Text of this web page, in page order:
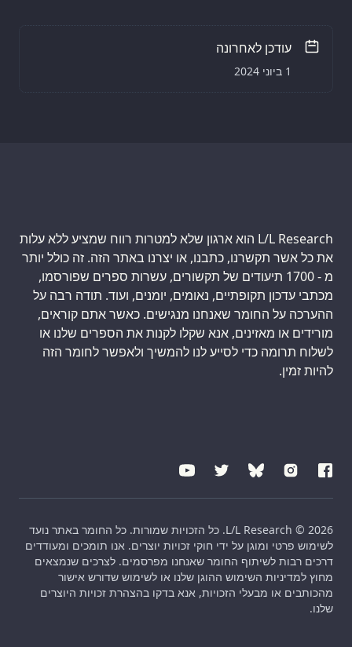
עודכן לאחרונה
1 ביוני 2024
L/L Research הוא ארגון שלא למטרות רווח שמציע ללא עלות
את כל אשר תקשרנו, כתבנו, או יצרנו באתר הזה. זה כולל יותר
מ - 1700 תיעודים של תקשורים, עשרות ספרים שפורסמו,
מכתבי עדכון תקופתיים, נאומים, יומנים, ועוד. תודה רבה על
ההערכה על החומר שאנחנו מנגישים. כאשר אתם קוראים,
מורידים או מאזינים, אנא שקלו לקנות את הספרים שלנו או
לשלוח תרומה כדי לסייע לנו להמשיך ולאפשר לחומר הזה
להיות זמין.
L/L Research © 2026. כל הזכויות שמורות. כל החומר באתר נועד
לשימוש פרטי ומוגן על ידי חוקי זכויות יוצרים. אנו תומכים ומעודדים
דרכים רבות לשיתוף החומר שאנחנו מפרסמים. לצרכים שנמצאים
מחוץ למדיניות השימוש ההוגן שלנו או לשימוש שדורש אישור
מהכותבים או מבעלי הזכויות, אנא בדקו בהצהרת זכויות היוצרים
שלנו.